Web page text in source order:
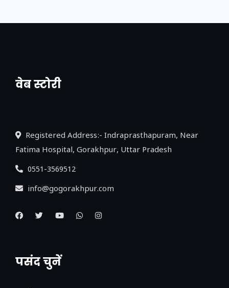
वेब स्टोरी
नया एक्सप्रेसवे: पूर्वांचल का लक, डेवलपमेंट का
Registered Address:- Indraprasthapuram, Near
Fatima Hospital, Gorakhpur, Uttar Pradesh
0551-3569512
info@gogorakhpur.com
पसंद चुनें